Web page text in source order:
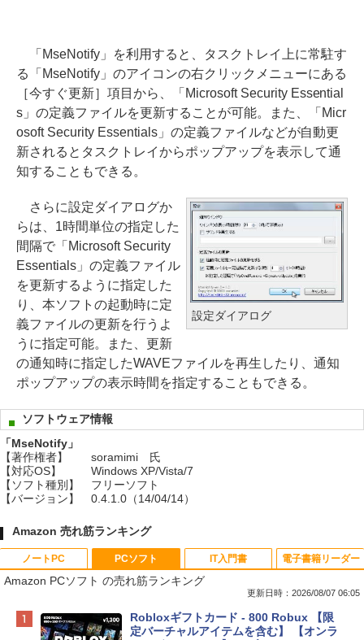
「MseNotify」を利用すると、タスクトレイ上に常駐す
る「MseNotify」のアイコンの右クリックメニューにある
［今すぐ更新］項目から、「Microsoft Security Essential
s」の定義ファイルを更新することが可能。また、「Micr
osoft Security Essentials」の定義ファイルなどが自動更
新されるとタスクトレイからポップアップを表示して通
知することもできる。
設定ダイアログ
さらに設定ダイアログか
らは、1時間単位の指定した
間隔で「Microsoft Security
Essentials」の定義ファイル
を更新するように指定した
り、本ソフトの起動時に定
義ファイルの更新を行うよ
うに指定可能。また、更新
の通知時に指定したWAVEファイルを再生したり、通知
ポップアップの表示時間を指定することもできる。
ソフトウェア情報
「MseNotify」
【著作権者】
soramimi 氏
【対応OS】
Windows XP/Vista/7
【ソフト種別】
フリーソフト
【バージョン】
0.4.1.0（14/04/14）
Amazon 売れ筋ランキング
ノートPC
Apple 2026 MacBook Neo A18 Proチッ
プ搭載13インチノートブック：AIとAppl
PCソフト
Amazon PCソフト の売れ筋ランキング
更新日時：2026/08/07 06:05
Robloxギフトカード - 800 Robux 【限
定バーチャルアイテムを含む】 【オンラ
IT入門書 電子書籍リーダー